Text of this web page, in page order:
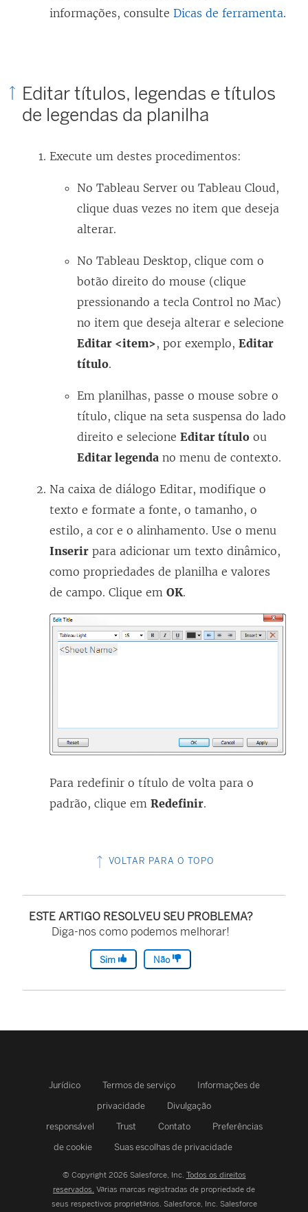
informações, consulte Dicas de ferramenta.
Editar títulos, legendas e títulos
de legendas da planilha
Execute um destes procedimentos:
No Tableau Server ou Tableau Cloud,
clique duas vezes no item que deseja
alterar.
No Tableau Desktop, clique com o
botão direito do mouse (clique
pressionando a tecla Control no Mac)
no item que deseja alterar e selecione
Editar <item>, por exemplo, Editar
título.
Em planilhas, passe o mouse sobre o
título, clique na seta suspensa do lado
direito e selecione Editar título ou
Editar legenda no menu de contexto.
Na caixa de diálogo Editar, modifique o
texto e formate a fonte, o tamanho, o
estilo, a cor e o alinhamento. Use o menu
Inserir para adicionar um texto dinâmico,
como propriedades de planilha e valores
de campo. Clique em OK.
Para redefinir o título de volta para o
padrão, clique em Redefinir.
VOLTAR PARA O TOPO
ESTE ARTIGO RESOLVEU SEU PROBLEMA?
Diga-nos como podemos melhorar!
Sim Não
Jurídico Termos de serviço
Informações de
privacidade
Divulgação
responsável
Trust Contato
Preferências
de cookie
Suas escolhas de privacidade
© Copyright 2026 Salesforce, Inc. Todos os direitos
reservados. Várias marcas registradas de propriedade de
seus respectivos proprietários. Salesforce, Inc. Salesforce